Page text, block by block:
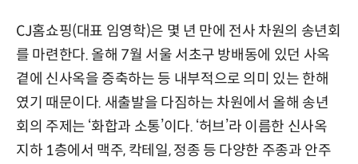
CJ홈쇼핑(대표 임영학)은 몇 년 만에 전사 차원의 송년회
를 마련한다. 올해 7월 서울 서초구 방배동에 있던 사옥
곁에 신사옥을 증축하는 등 내부적으로 의미 있는 한해
였기 때문이다. 새출발을 다짐하는 차원에서 올해 송년
회의 주제는 ‘화합과 소통’이다. ‘허브’라 이름한 신사옥
지하 1층에서 맥주, 칵테일, 정종 등 다양한 주종과 안주